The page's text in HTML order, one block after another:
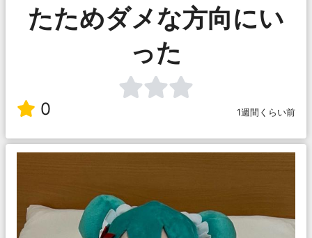
たためダメな方向にい
った
0 1週間くらい前